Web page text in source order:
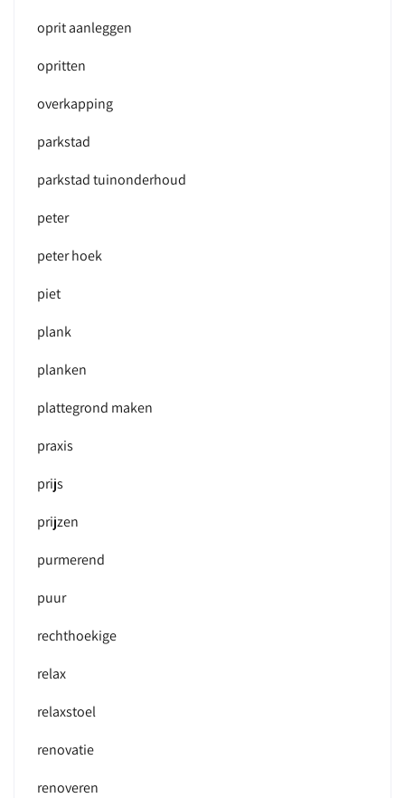
oprit aanleggen
opritten
overkapping
parkstad
parkstad tuinonderhoud
peter
peter hoek
piet
plank
planken
plattegrond maken
praxis
prijs
prijzen
purmerend
puur
rechthoekige
relax
relaxstoel
renovatie
renoveren